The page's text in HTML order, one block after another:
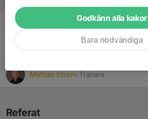
Administratör / Tränare
Mattias Ström Tränare
Referat
Godkänn alla kakor
Bara nödvändiga